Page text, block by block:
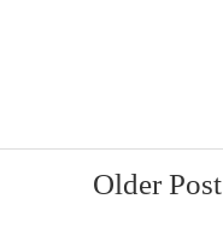
Older Post